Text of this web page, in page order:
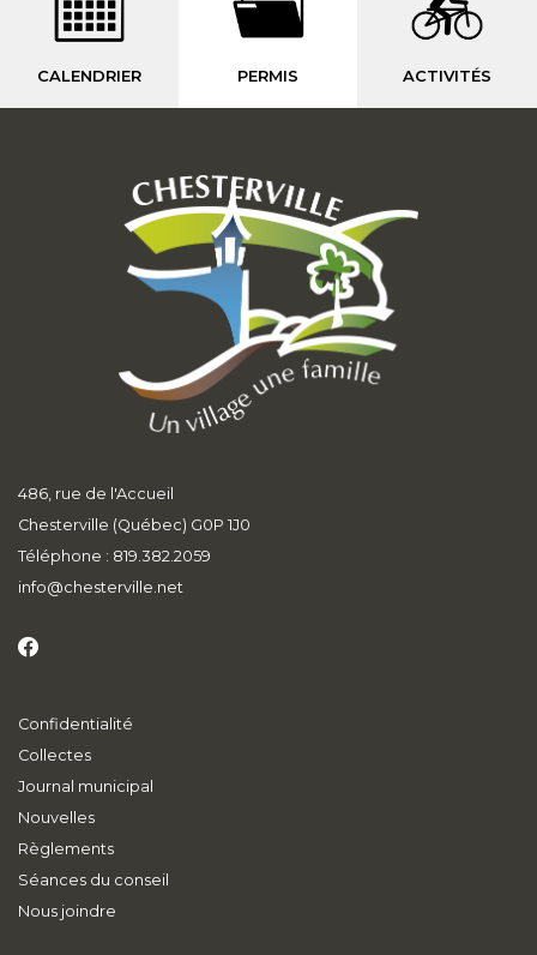
CALENDRIER PERMIS ACTIVITÉS
486, rue de l'Accueil
Chesterville (Québec) G0P 1J0
Téléphone : 819.382.2059
info@chesterville.net
Confidentialité
Collectes
Journal municipal
Nouvelles
Règlements
Séances du conseil
Nous joindre